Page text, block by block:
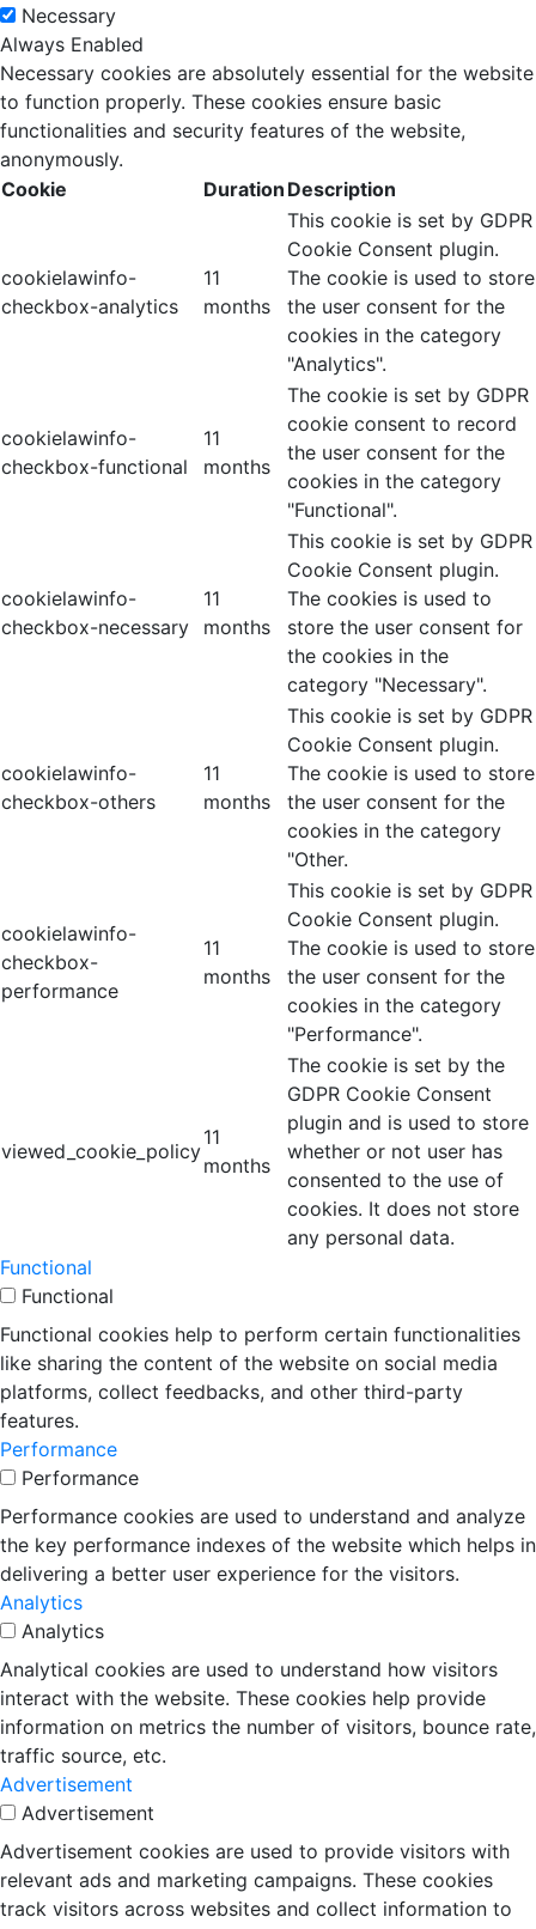
Necessary
Always Enabled
Necessary cookies are absolutely essential for the website
to function properly. These cookies ensure basic
functionalities and security features of the website,
anonymously.
Cookie
Duration Description
cookielawinfo-
checkbox-analytics
11
months
This cookie is set by GDPR
Cookie Consent plugin.
The cookie is used to store
the user consent for the
cookies in the category
"Analytics".
cookielawinfo-
checkbox-functional
11
months
The cookie is set by GDPR
cookie consent to record
the user consent for the
cookies in the category
"Functional".
cookielawinfo-
checkbox-necessary
11
months
This cookie is set by GDPR
Cookie Consent plugin.
The cookies is used to
store the user consent for
the cookies in the
category "Necessary".
cookielawinfo-
checkbox-others
11
months
This cookie is set by GDPR
Cookie Consent plugin.
The cookie is used to store
the user consent for the
cookies in the category
"Other.
cookielawinfo-
checkbox-
performance
11
months
This cookie is set by GDPR
Cookie Consent plugin.
The cookie is used to store
the user consent for the
cookies in the category
"Performance".
viewed_cookie_policy
11
months
The cookie is set by the
GDPR Cookie Consent
plugin and is used to store
whether or not user has
consented to the use of
cookies. It does not store
any personal data.
Functional
Functional
Functional cookies help to perform certain functionalities
like sharing the content of the website on social media
platforms, collect feedbacks, and other third-party
features.
Performance
Performance
Performance cookies are used to understand and analyze
the key performance indexes of the website which helps in
delivering a better user experience for the visitors.
Analytics
Analytics
Analytical cookies are used to understand how visitors
interact with the website. These cookies help provide
information on metrics the number of visitors, bounce rate,
traffic source, etc.
Advertisement
Advertisement
Advertisement cookies are used to provide visitors with
relevant ads and marketing campaigns. These cookies
track visitors across websites and collect information to